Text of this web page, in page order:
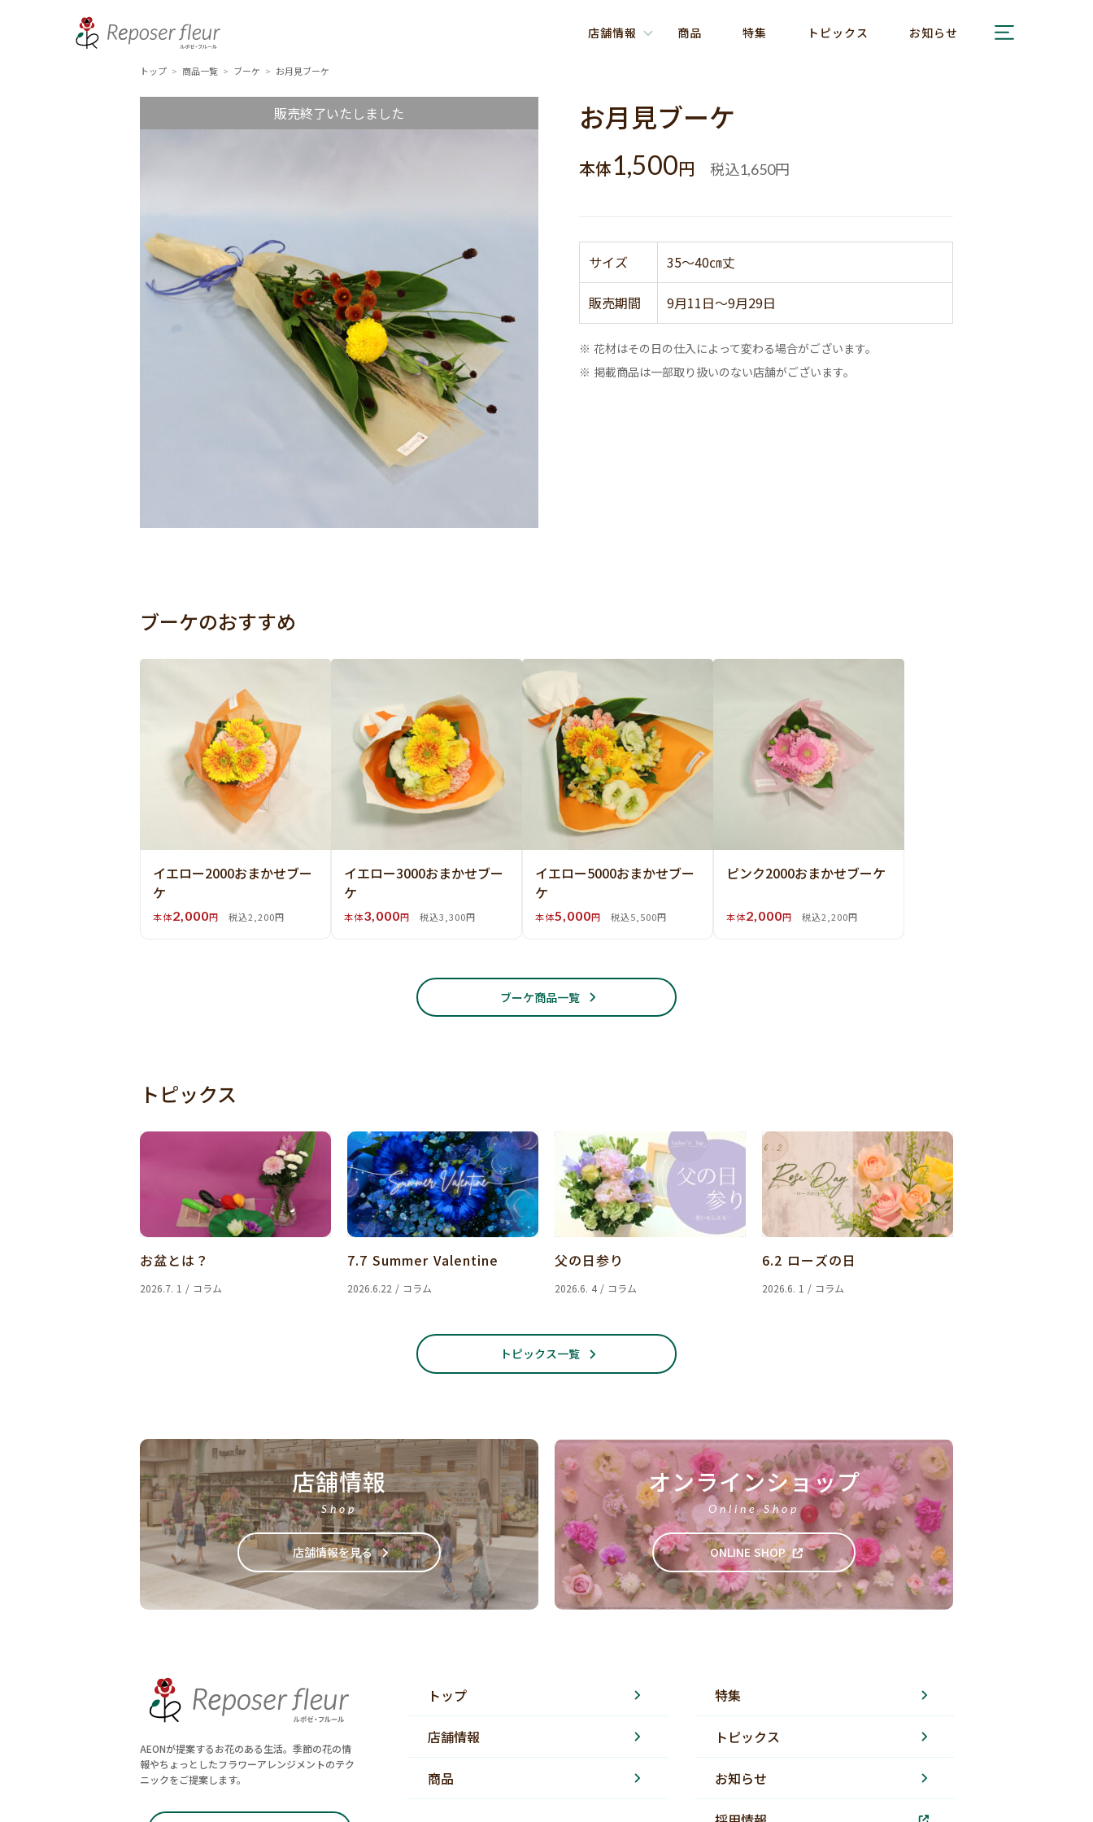
店舗情報 商品 特集 トピックス お知らせ
トップ > 商品一覧 > ブーケ > お月見ブーケ
販売終了いたしました お月見ブーケ
本体1,500円 税込1,650円
サイズ 35～40㎝丈
販売期間 9月11日～9月29日
※ 花材はその日の仕入によって変わる場合がございます。
※ 掲載商品は一部取り扱いのない店舗がございます。
ブーケのおすすめ
イエロー2000おまかせブー
ケ
本体2,000円 税込2,200円
イエロー3000おまかせブー
ケ
本体3,000円 税込3,300円
イエロー5000おまかせブー
ケ
本体5,000円 税込5,500円
ピンク2000おまかせブーケ
本体2,000円 税込2,200円
ブーケ商品一覧
トピックス
お盆とは？
2026.7. 1 / コラム
7.7 Summer Valentine
2026.6.22 / コラム
父の日参り
2026.6. 4 / コラム
6.2 ローズの日
2026.6. 1 / コラム
トピックス一覧
店舗情報
Shop
店舗情報を見る
オンラインショップ
Online Shop
ONLINE SHOP
AEONが提案するお花のある生活。季節の花の情
報やちょっとしたフラワーアレンジメントのテク
ニックをご提案します。
トップ
店舗情報
商品
特集
トピックス
お知らせ